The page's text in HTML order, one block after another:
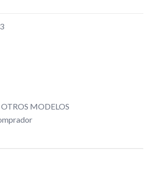
MODELOS